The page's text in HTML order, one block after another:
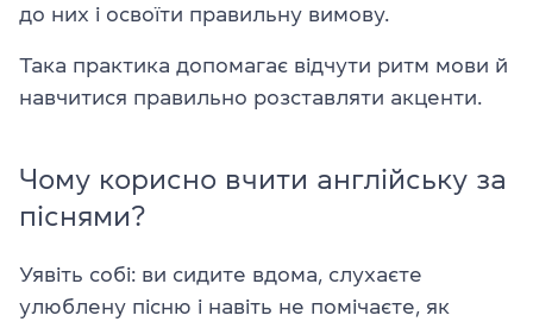
до них і освоїти правильну вимову.
Така практика допомагає відчути ритм мови й
навчитися правильно розставляти акценти.
Чому корисно вчити англійську за
піснями?
Уявіть собі: ви сидите вдома, слухаєте
улюблену пісню і навіть не помічаєте, як